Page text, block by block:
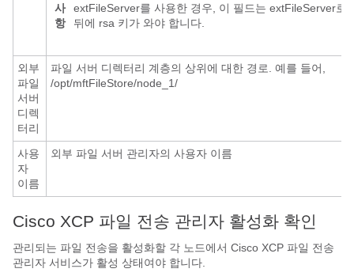
사
항
extFileServer를 사용한 경우, 이 필드는 extFileServer로
뒤에 rsa 키가 와야 합니다.
외부
파일
서버
디렉
터리
파일 서버 디렉터리 계층의 상위에 대한 경로. 예를 들어,
/opt/mftFileStore/node_1/
사용
자
이름
외부 파일 서버 관리자의 사용자 이름
Cisco XCP 파일 전송 관리자 활성화 확인
관리되는 파일 전송을 활성화할 각 노드에서 Cisco XCP 파일 전송
관리자 서비스가 활성 상태여야 합니다.